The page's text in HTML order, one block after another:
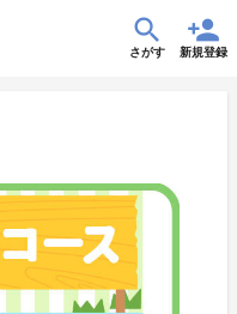
さがす 新規登録